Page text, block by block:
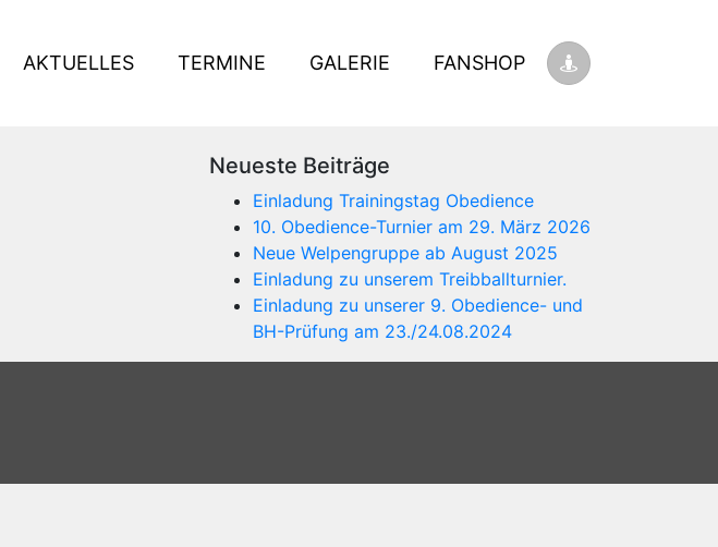
AKTUELLES TERMINE GALERIE FANSHOP
Neueste Beiträge
Einladung Trainingstag Obedience
10. Obedience-Turnier am 29. März 2026
Neue Welpengruppe ab August 2025
Einladung zu unserem Treibballturnier.
Einladung zu unserer 9. Obedience- und
BH-Prüfung am 23./24.08.2024